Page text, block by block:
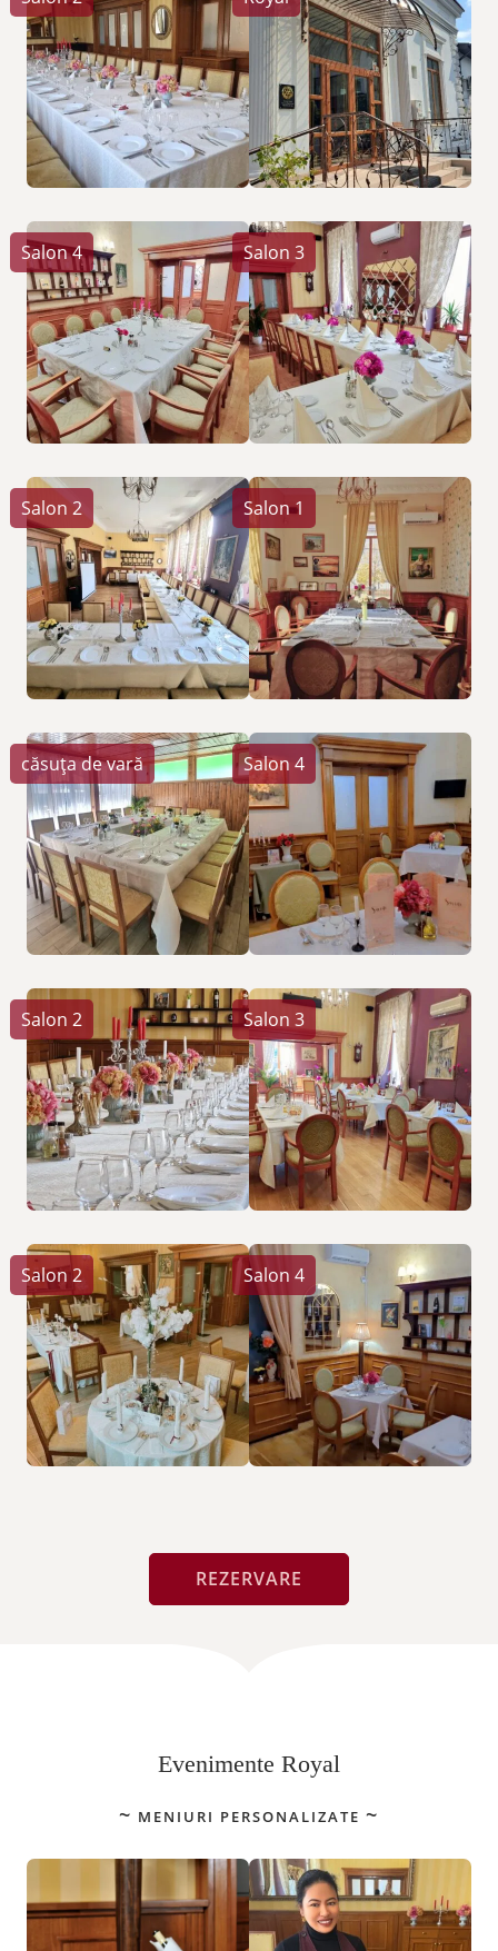
Salon 4 Salon 3
Salon 2 Salon 1
căsuța de vară Salon 4
Salon 2 Salon 3
Salon 2 Salon 4
REZERVARE
Evenimente Royal
MENIURI PERSONALIZATE